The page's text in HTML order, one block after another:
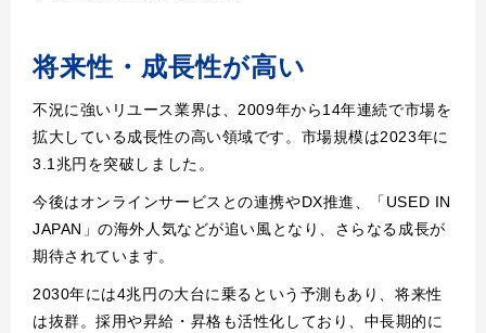
将来性・成長性が高い
不況に強いリユース業界は、2009年から14年連続で市場を
拡大している成長性の高い領域です。市場規模は2023年に
3.1兆円を突破しました。
今後はオンラインサービスとの連携やDX推進、「USED IN
JAPAN」の海外人気などが追い風となり、さらなる成長が
期待されています。
2030年には4兆円の大台に乗るという予測もあり、将来性
は抜群。採用や昇給・昇格も活性化しており、中長期的に